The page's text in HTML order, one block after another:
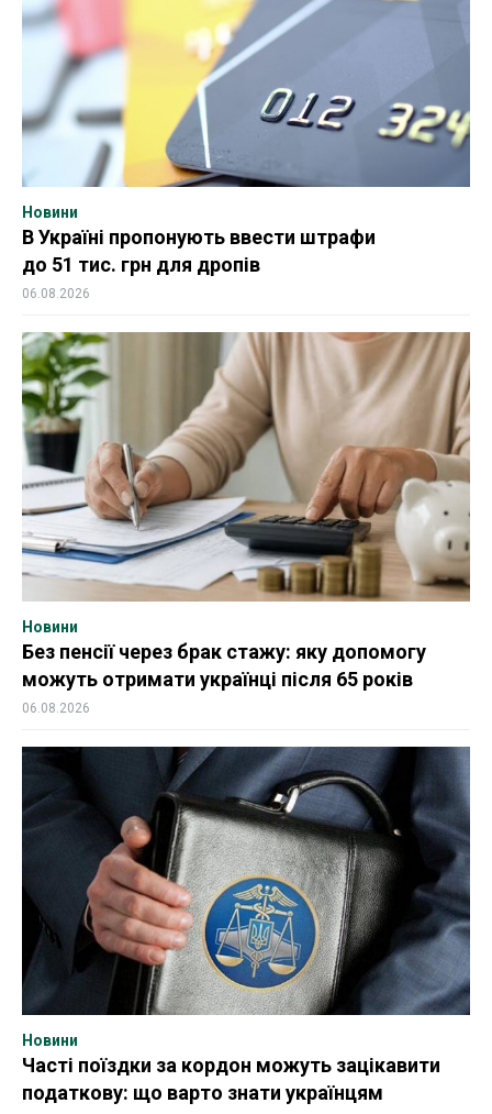
Новини
В Україні пропонують ввести штрафи
до 51 тис. грн для дропів
06.08.2026
Новини
Без пенсії через брак стажу: яку допомогу
можуть отримати українці після 65 років
06.08.2026
Новини
Часті поїздки за кордон можуть зацікавити
податкову: що варто знати українцям